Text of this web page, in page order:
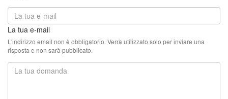
La tua e-mail
L'indirizzo email non è obbligatorio. Verrà utilizzato solo per inviare una
risposta e non sarà pubblicato.